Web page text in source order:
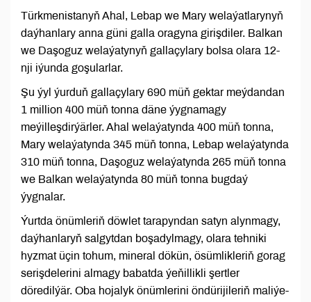
Türkmenistanyň Ahal, Lebap we Mary welaýatlarynyň
daýhanlary anna güni galla oragyna girişdiler. Balkan
we Daşoguz welaýatynyň gallaçylary bolsa olara 12-
nji iýunda goşularlar.
Şu ýyl ýurduň gallaçylary 690 müň gektar meýdandan
1 million 400 müň tonna däne ýygnamagy
meýilleşdirýärler. Ahal welaýatynda 400 müň tonna,
Mary welaýatynda 345 müň tonna, Lebap welaýatynda
310 müň tonna, Daşoguz welaýatynda 265 müň tonna
we Balkan welaýatynda 80 müň tonna bugdaý
ýygnalar.
Ýurtda önümleriň döwlet tarapyndan satyn alynmagy,
daýhanlaryň salgytdan boşadylmagy, olara tehniki
hyzmat üçin tohum, mineral dökün, ösümlikleriň gorag
serişdelerini almagy babatda ýeňillikli şertler
döredilýär. Oba hojalyk önümlerini öndürijileriň maliýe-